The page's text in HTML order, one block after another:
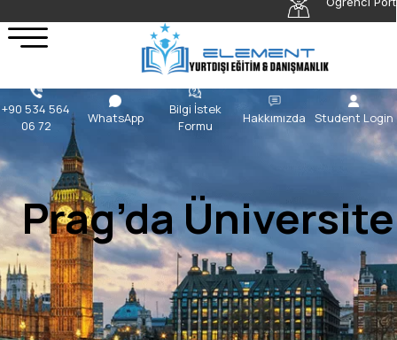
Prag’da Üniversite
+90 534 564
06 72
WhatsApp
Bilgi İstek
Formu
Hakkımızda Student Login